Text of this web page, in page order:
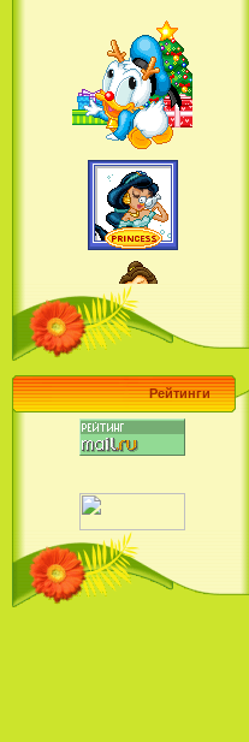
Русалочка: Начало истории
Ариэль / The Little Mermaid:
Ariel's Beginning (2008)
Наша Маша и Волшебный
Лучшее песни из мультфильмов
Диснея / Best Of Disney [Star Edition]
(1999)
Барби поет! Коллекция песен
кинопринцесс / Barbie Sings! The
Рейтинги